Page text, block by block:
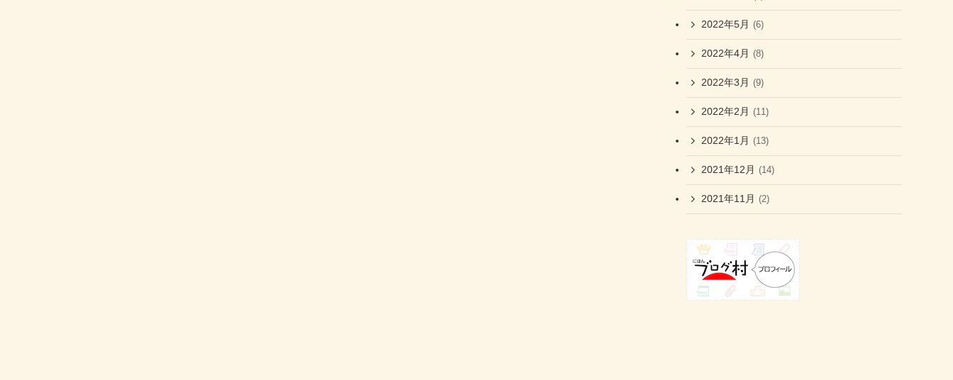
2022年5月 (6)
2022年4月 (8)
2022年3月 (9)
2022年2月 (11)
2022年1月 (13)
2021年12月 (14)
2021年11月 (2)